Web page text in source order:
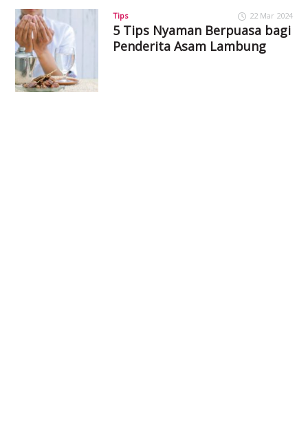
Tips 22 Mar 2024
5 Tips Nyaman Berpuasa bagi
Penderita Asam Lambung